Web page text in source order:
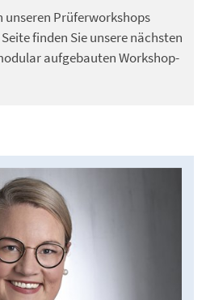
unseren Prüferworkshops
finden Sie unsere nächsten
aufgebauten Workshop-